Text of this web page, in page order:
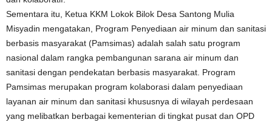
Sementara itu, Ketua KKM Lokok Bilok Desa Santong Mulia
Misyadin mengatakan, Program Penyediaan air minum dan sanitasi
berbasis masyarakat (Pamsimas) adalah salah satu program
nasional dalam rangka pembangunan sarana air minum dan
sanitasi dengan pendekatan berbasis masyarakat. Program
Pamsimas merupakan program kolaborasi dalam penyediaan
layanan air minum dan sanitasi khususnya di wilayah perdesaan
yang melibatkan berbagai kementerian di tingkat pusat dan OPD